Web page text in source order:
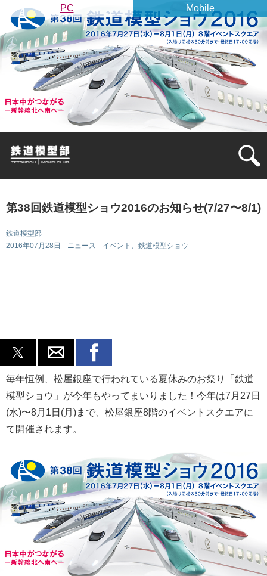
PC Mobile
第38回鉄道模型ショウ2016のお知らせ(7/27〜8/1)
鉄道模型部
2016年07月28日
カテゴリ:
ニュース タグ:
イベント 、 鉄道模型ショウ
毎年恒例、松屋銀座で行われている夏休みのお祭り「鉄道
模型ショウ」が今年もやってまいりました！今年は7月27日
(水)〜8月1日(月)まで、松屋銀座8階のイベントスクエアに
て開催されます。